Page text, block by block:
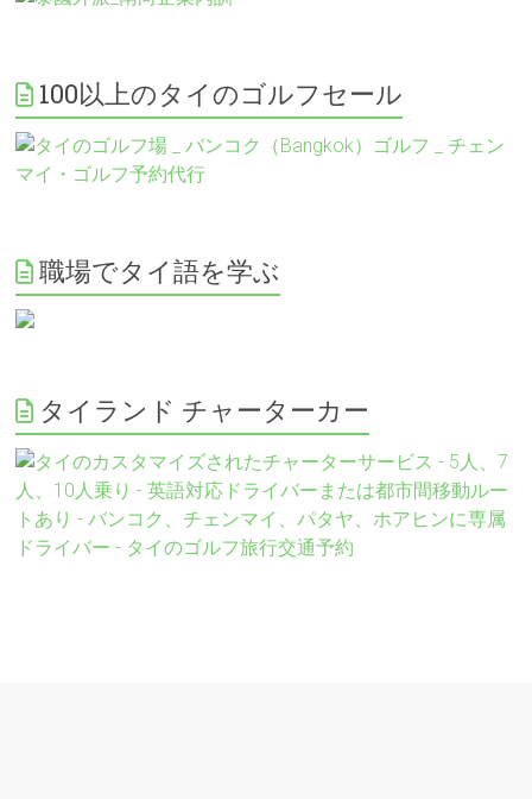
100以上のタイのゴルフセール
職場でタイ語を学ぶ
タイランド チャーターカー